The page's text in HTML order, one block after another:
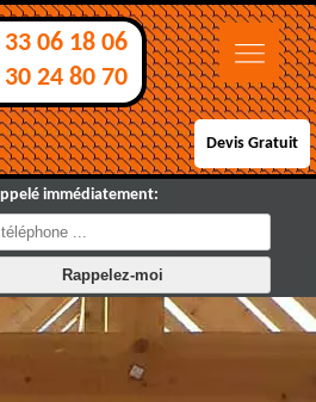
06 18 06
24 80 70
Devis Gratuit
immédiatement: